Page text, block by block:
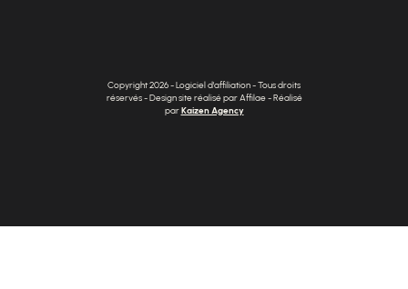
Copyright 2026 - Logiciel d'affiliation - Tous droits
réservés - Design site réalisé par Affilae - Réalisé
parKaizen Agency